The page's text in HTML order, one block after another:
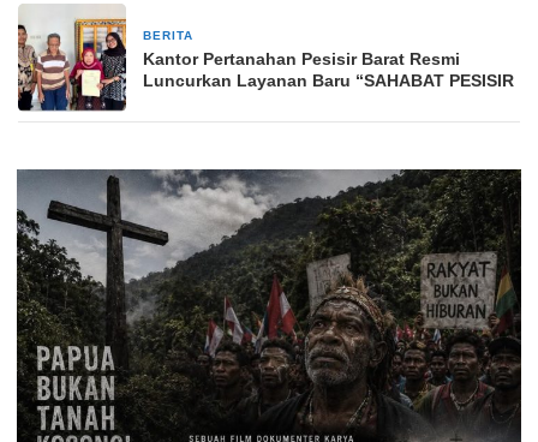
BERITA
Kantor Pertanahan Pesisir Barat Resmi
Luncurkan Layanan Baru “SAHABAT PESISIR